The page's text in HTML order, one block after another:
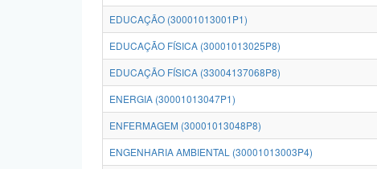
EDUCAÇÃO (30001013001P1)
EDUCAÇÃO FÍSICA (30001013025P8)
EDUCAÇÃO FÍSICA (33004137068P8)
ENERGIA (30001013047P1)
ENFERMAGEM (30001013048P8)
ENGENHARIA AMBIENTAL (30001013003P4)